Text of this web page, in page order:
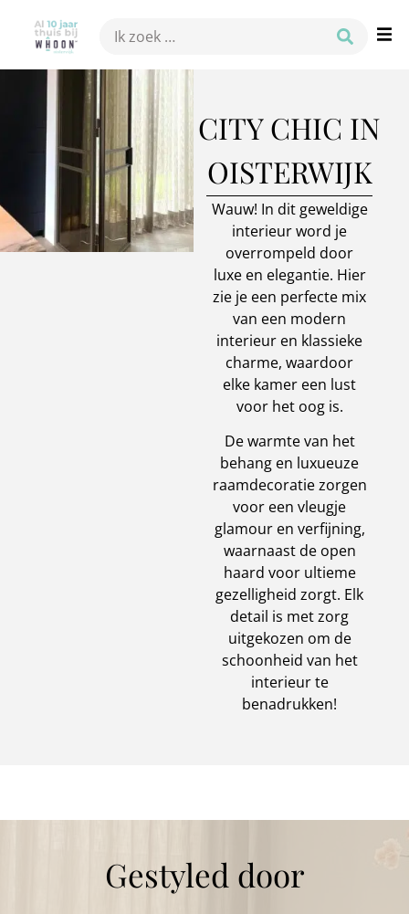
CITY CHIC IN
OISTERWIJK
Wauw! In dit geweldige
interieur word je
overrompeld door
luxe en elegantie. Hier
zie je een perfecte mix
van een modern
interieur en klassieke
charme, waardoor
elke kamer een lust
voor het oog is.
De warmte van het
behang en luxueuze
raamdecoratie zorgen
voor een vleugje
glamour en verfijning,
waarnaast de open
haard voor ultieme
gezelligheid zorgt. Elk
detail is met zorg
uitgekozen om de
schoonheid van het
interieur te
benadrukken!
Gestyled door